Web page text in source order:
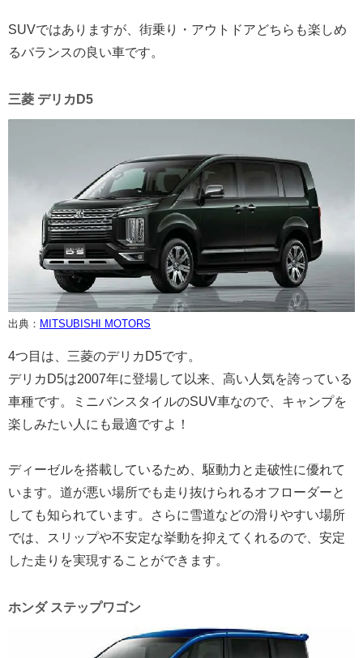
SUVではありますが、街乗り・アウトドアどちらも楽しめ
るバランスの良い車です。
三菱 デリカD5
出典： MITSUBISHI MOTORS
4つ目は、三菱のデリカD5です。
デリカD5は2007年に登場して以来、高い人気を誇っている
車種です。ミニバンスタイルのSUV車なので、キャンプを
楽しみたい人にも最適ですよ！
ディーゼルを搭載しているため、駆動力と走破性に優れて
います。道が悪い場所でも走り抜けられるオフローダーと
しても知られています。さらに雪道などの滑りやすい場所
では、スリップや不安定な挙動を抑えてくれるので、安定
した走りを実現することができます。
ホンダ ステップワゴン